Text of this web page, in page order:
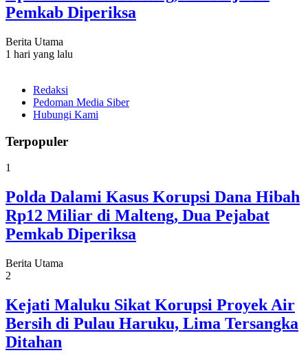
Pemkab Diperiksa
Berita Utama
1 hari yang lalu
Redaksi
Pedoman Media Siber
Hubungi Kami
Terpopuler
1
Polda Dalami Kasus Korupsi Dana Hibah
Rp12 Miliar di Malteng, Dua Pejabat
Pemkab Diperiksa
Berita Utama
2
Kejati Maluku Sikat Korupsi Proyek Air
Bersih di Pulau Haruku, Lima Tersangka
Ditahan